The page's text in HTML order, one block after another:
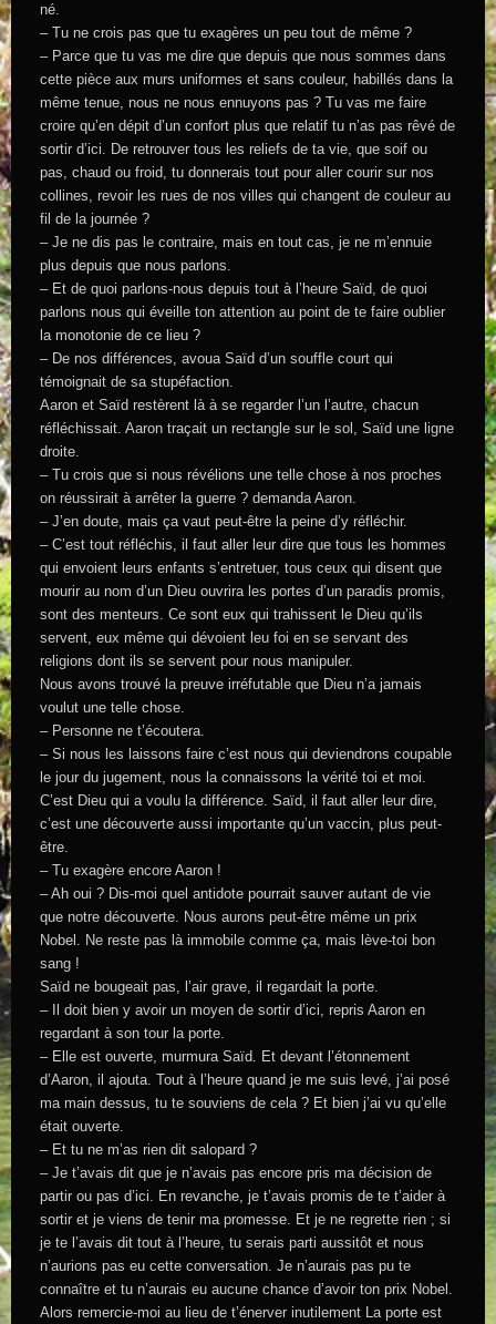
né.
– Tu ne crois pas que tu exagères un peu tout de même ?
– Parce que tu vas me dire que depuis que nous sommes dans
cette pièce aux murs uniformes et sans couleur, habillés dans la
même tenue, nous ne nous ennuyons pas ? Tu vas me faire
croire qu’en dépit d’un confort plus que relatif tu n’as pas rêvé de
sortir d’ici. De retrouver tous les reliefs de ta vie, que soif ou
pas, chaud ou froid, tu donnerais tout pour aller courir sur nos
collines, revoir les rues de nos villes qui changent de couleur au
fil de la journée ?
– Je ne dis pas le contraire, mais en tout cas, je ne m’ennuie
plus depuis que nous parlons.
– Et de quoi parlons-nous depuis tout à l’heure Saïd, de quoi
parlons nous qui éveille ton attention au point de te faire oublier
la monotonie de ce lieu ?
– De nos différences, avoua Saïd d’un souffle court qui
témoignait de sa stupéfaction.
Aaron et Saïd restèrent là à se regarder l’un l’autre, chacun
réfléchissait. Aaron traçait un rectangle sur le sol, Saïd une ligne
droite.
– Tu crois que si nous révélions une telle chose à nos proches
on réussirait à arrêter la guerre ? demanda Aaron.
– J’en doute, mais ça vaut peut-être la peine d’y réfléchir.
– C’est tout réfléchis, il faut aller leur dire que tous les hommes
qui envoient leurs enfants s’entretuer, tous ceux qui disent que
mourir au nom d’un Dieu ouvrira les portes d’un paradis promis,
sont des menteurs. Ce sont eux qui trahissent le Dieu qu’ils
servent, eux même qui dévoient leu foi en se servant des
religions dont ils se servent pour nous manipuler.
Nous avons trouvé la preuve irréfutable que Dieu n’a jamais
voulut une telle chose.
– Personne ne t’écoutera.
– Si nous les laissons faire c’est nous qui deviendrons coupable
le jour du jugement, nous la connaissons la vérité toi et moi.
C’est Dieu qui a voulu la différence. Saïd, il faut aller leur dire,
c’est une découverte aussi importante qu’un vaccin, plus peut-
être.
– Tu exagère encore Aaron !
– Ah oui ? Dis-moi quel antidote pourrait sauver autant de vie
que notre découverte. Nous aurons peut-être même un prix
Nobel. Ne reste pas là immobile comme ça, mais lève-toi bon
sang !
Saïd ne bougeait pas, l’air grave, il regardait la porte.
– Il doit bien y avoir un moyen de sortir d’ici, repris Aaron en
regardant à son tour la porte.
– Elle est ouverte, murmura Saïd. Et devant l’étonnement
d’Aaron, il ajouta. Tout à l’heure quand je me suis levé, j’ai posé
ma main dessus, tu te souviens de cela ? Et bien j’ai vu qu’elle
était ouverte.
– Et tu ne m’as rien dit salopard ?
– Je t’avais dit que je n’avais pas encore pris ma décision de
partir ou pas d’ici. En revanche, je t’avais promis de te t’aider à
sortir et je viens de tenir ma promesse. Et je ne regrette rien ; si
je te l’avais dit tout à l’heure, tu serais parti aussitôt et nous
n’aurions pas eu cette conversation. Je n’aurais pas pu te
connaître et tu n’aurais eu aucune chance d’avoir ton prix Nobel.
Alors remercie-moi au lieu de t’énerver inutilement La porte est